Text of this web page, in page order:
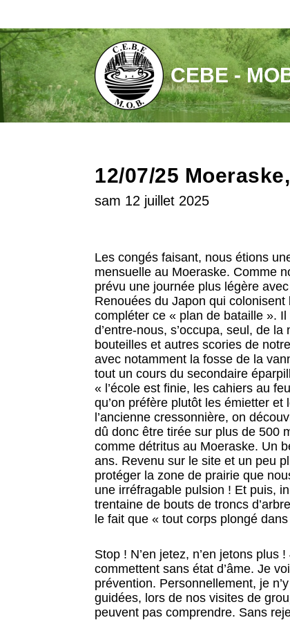
Aller
au
contenu
CEBE -
12/07/25
sam 12 juillet 2025
Les congés faisant, nous étions
mensuelle au Moeraske. Comme
prévu une journée plus légère
Renouées du Japon qui
compléter ce « plan de bataille ».
d’entre-nous, s’occupa, seul, de
bouteilles et autres scories de
avec notamment la fosse de la
tout un cours du secondaire
« l’école est finie, les cahiers au
qu’on préfère plutôt les émietter
l’ancienne cressonnière, on
dû donc être tirée sur plus de 500
comme détritus au Moeraske. Un
ans. Revenu sur le site et un peu
protéger la zone de prairie que
une irréfragable pulsion ! Et puis,
trentaine de bouts de troncs
le fait que « tout corps plongé
Stop ! N’en jetez, n’en jetons
commettent sans état d’âme. Je
prévention. Personnellement, je
guidées, lors de nos visites de
peuvent pas comprendre. Sans